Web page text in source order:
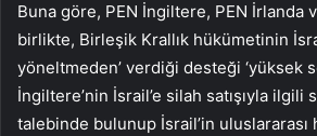
Buna göre, PEN İngiltere, PEN İrlanda
birlikte, Birleşik Krallık hükümetinin
yöneltmeden’ verdiği desteği ‘yüksek
İngiltere’nin İsrail’e silah satışıyla ilgili
talebinde bulunup İsrail’in uluslararası